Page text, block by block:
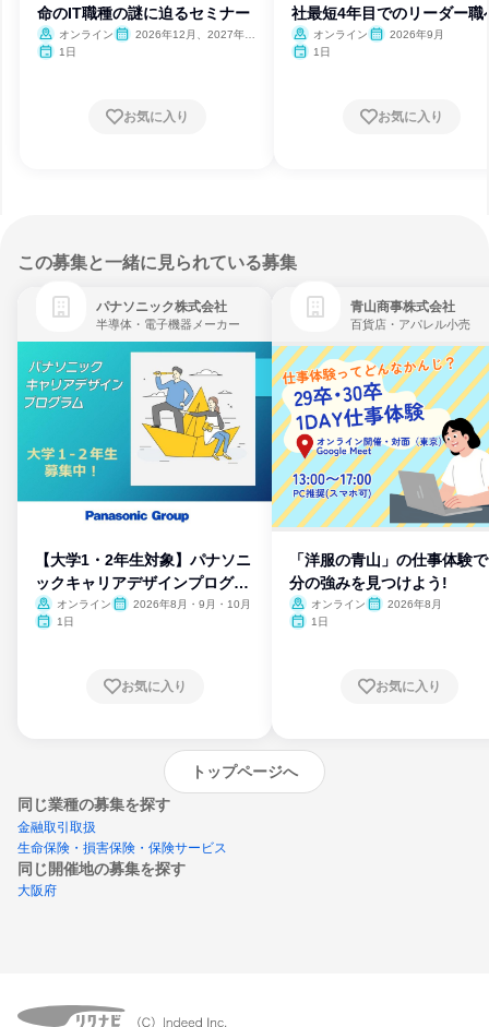
命のIT職種の謎に迫るセミナー
オンライン
2026年12月、2027年1
1日
お気に入り
社最短4年目でのリーダー職
オンライン
2026年9月
1日
お気に入り
この募集と一緒に見られている募集
パナソニック株式会社
半導体・電子機器メーカー
【大学1・2年生対象】パナソニ
ックキャリアデザインプログラ
ム
オンライン
2026年8月・9月・10月
1日
お気に入り
青山商事株式会社
百貨店・アパレル小売
「洋服の青山」の仕事体験
分の強みを見つけよう!
オンライン
2026年8月
1日
お気に入り
トップページへ
同じ業種の募集を探す
金融取引取扱
生命保険・損害保険・保険サービス
同じ開催地の募集を探す
大阪府